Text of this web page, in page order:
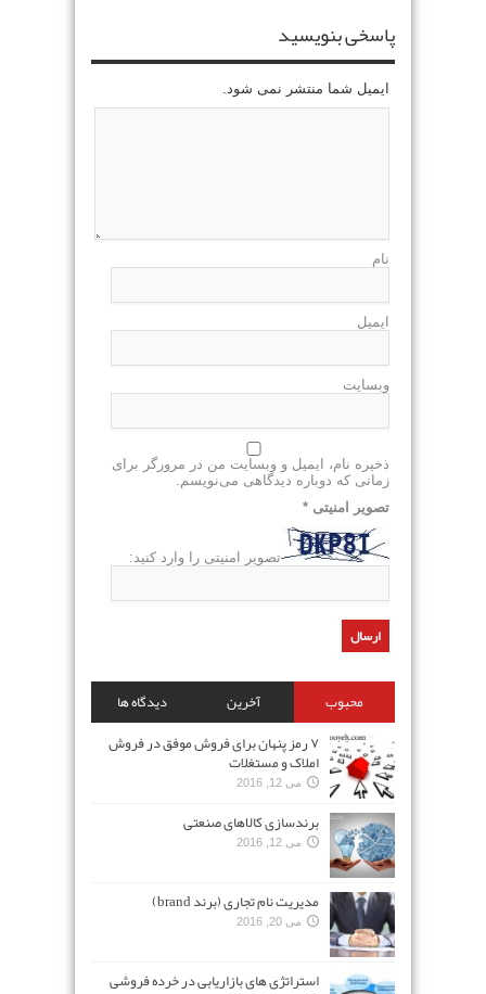
پاسخی بنویسید
ایمیل شما منتشر نمی شود.
نام
ایمیل
وبسایت
ذخیره نام، ایمیل و وبسایت من در مرورگر برای
زمانی که دوباره دیدگاهی می‌نویسم.
تصویر امنیتی *
تصویر امنیتی را وارد کنید:
محبوب آخرین
دیدگاه ها
۷ رمز پنهان برای فروش موفق در فروش
املاک و مستغلات
می 12, 2016
برندسازی کالاهای صنعتی
می 12, 2016
مدیریت نام تجاری (برند brand)
می 20, 2016
استراتژی های بازاریابی در خرده فروشی